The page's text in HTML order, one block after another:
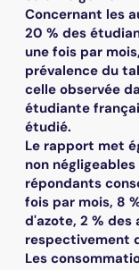
Concernant les
20 % des
une fois par
prévalence du
celle observée
étudiante
étudié.
Le rapport met
non
répondants
fois par mois, 8
d'azote, 2 % des
respectivement
Les